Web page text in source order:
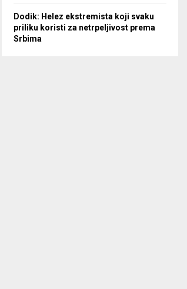
Dodik: Helez ekstremista koji svaku
priliku koristi za netrpeljivost prema
Srbima